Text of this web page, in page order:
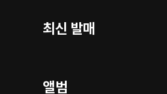
최신 발매
앨범